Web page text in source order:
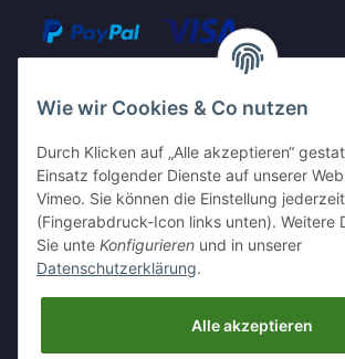
Kontakt
Perfectum Computersysteme
Goethestraße 27, 19053 Schwerin
Wie wir Cookies & Co nutzen
Durch Klicken auf „Alle akzeptieren“
Einsatz folgender Dienste auf unserer
Vimeo. Sie können die Einstellung
(Fingerabdruck-Icon links unten). Weitere
Sie unte Konfigurieren und in unserer
Datenschutzerklärung.
Alle akzeptieren